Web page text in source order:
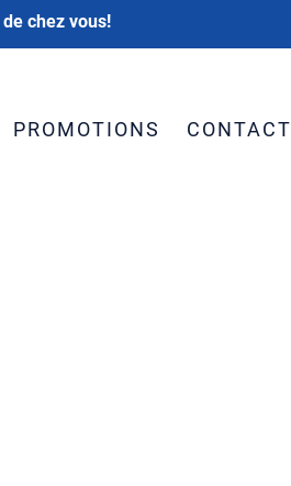
chez vous!
PROMOTIONS CONTACT